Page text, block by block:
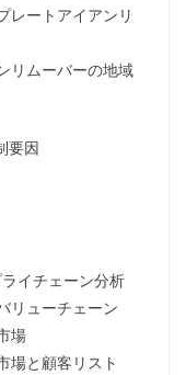
レートアイアンリ
リムーバーの地域
要因
イチェーン分析
リューチェーン
場
場と顧客リスト